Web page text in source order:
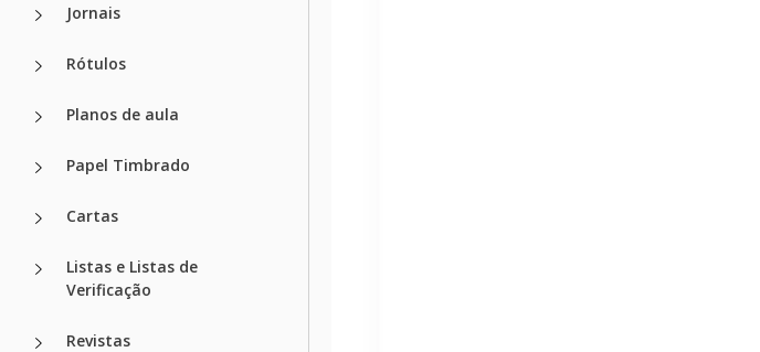
Jornais
Rótulos
Planos de aula
Papel Timbrado
Cartas
Listas e Listas de
Verificação
Revistas